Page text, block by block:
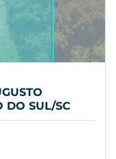
DO SUL/SC